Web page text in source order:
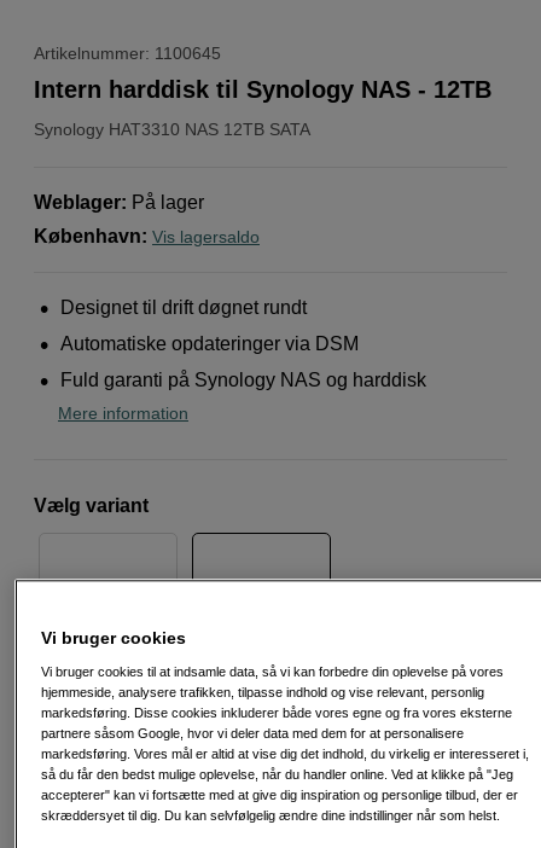
Artikelnummer: 1100645
Synology HAT3310 NAS 12TB SATA
Intern harddisk til Synology NAS - 12TB
Weblager: På lager
København: Vis lagersaldo
Designet til drift døgnet rundt
Automatiske opdateringer via DSM
Fuld garanti på Synology NAS og harddisk
Mere information
Vælg variant
16TB
4.990 DKK
Antal
Læg i indkøbskurv
Vi bruger cookies
Vi bruger cookies til at indsamle data, så vi kan forbedre din oplevelse på vores
hjemmeside, analysere trafikken, tilpasse indhold og vise relevant, personlig
markedsføring. Disse cookies inkluderer både vores egne og fra vores eksterne
partnere såsom Google, hvor vi deler data med dem for at personalisere
markedsføring. Vores mål er altid at vise dig det indhold, du virkelig er interesseret i,
så du får den bedst mulige oplevelse, når du handler online. Ved at klikke på "Jeg
accepterer" kan vi fortsætte med at give dig inspiration og personlige tilbud, der er
skræddersyet til dig. Du kan selvfølgelig ændre dine indstillinger når som helst.